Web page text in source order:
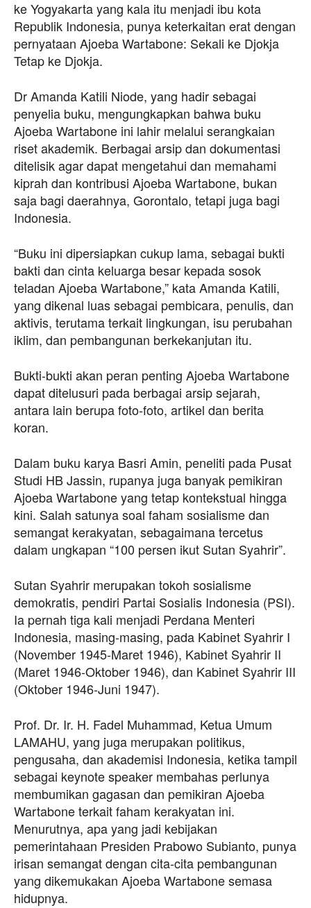
ke Yogyakarta yang kala itu menjadi ibu kota
Republik Indonesia, punya keterkaitan erat dengan
pernyataan Ajoeba Wartabone: Sekali ke Djokja
Tetap ke Djokja.
Dr Amanda Katili Niode, yang hadir sebagai
penyelia buku, mengungkapkan bahwa buku
Ajoeba Wartabone ini lahir melalui serangkaian
riset akademik. Berbagai arsip dan dokumentasi
ditelisik agar dapat mengetahui dan memahami
kiprah dan kontribusi Ajoeba Wartabone, bukan
saja bagi daerahnya, Gorontalo, tetapi juga bagi
Indonesia.
“Buku ini dipersiapkan cukup lama, sebagai bukti
bakti dan cinta keluarga besar kepada sosok
teladan Ajoeba Wartabone,” kata Amanda Katili,
yang dikenal luas sebagai pembicara, penulis, dan
aktivis, terutama terkait lingkungan, isu perubahan
iklim, dan pembangunan berkekanjutan itu.
Bukti-bukti akan peran penting Ajoeba Wartabone
dapat ditelusuri pada berbagai arsip sejarah,
antara lain berupa foto-foto, artikel dan berita
koran.
Dalam buku karya Basri Amin, peneliti pada Pusat
Studi HB Jassin, rupanya juga banyak pemikiran
Ajoeba Wartabone yang tetap kontekstual hingga
kini. Salah satunya soal faham sosialisme dan
semangat kerakyatan, sebagaimana tercetus
dalam ungkapan “100 persen ikut Sutan Syahrir”.
Sutan Syahrir merupakan tokoh sosialisme
demokratis, pendiri Partai Sosialis Indonesia (PSI).
Ia pernah tiga kali menjadi Perdana Menteri
Indonesia, masing-masing, pada Kabinet Syahrir I
(November 1945-Maret 1946), Kabinet Syahrir II
(Maret 1946-Oktober 1946), dan Kabinet Syahrir III
(Oktober 1946-Juni 1947).
Prof. Dr. Ir. H. Fadel Muhammad, Ketua Umum
LAMAHU, yang juga merupakan politikus,
pengusaha, dan akademisi Indonesia, ketika tampil
sebagai keynote speaker membahas perlunya
membumikan gagasan dan pemikiran Ajoeba
Wartabone terkait faham kerakyatan ini.
Menurutnya, apa yang jadi kebijakan
pemerintahaan Presiden Prabowo Subianto, punya
irisan semangat dengan cita-cita pembangunan
yang dikemukakan Ajoeba Wartabone semasa
hidupnya.